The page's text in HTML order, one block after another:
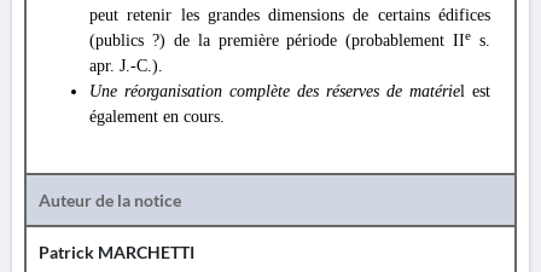
peut retenir les grandes dimensions de certains édifices
(publics ?) de la première période (probablement IIe
s.
apr. J.-C.).
Une réorganisation complète des réserves de matériel est
également en cours.
Auteur de la notice
Patrick MARCHETTI